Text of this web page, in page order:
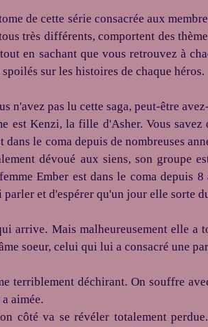
de cette série consacrée aux
très différents, comportent des
en sachant que vous retrouvez à
sur les histoires de chaque héros.
n'avez pas lu cette saga, peut-être
est Kenzi, la fille d'Asher. Vous savez
dans le coma depuis de nombreuses
dévoué aux siens, son groupe
Ember est dans le coma depuis
et d'espérer qu'un jour elle sorte
arrive. Mais malheureusement elle a
soeur, celui qui lui a consacré une
terriblement déchirant. On souffre
aimée.
côté va se révéler totalement